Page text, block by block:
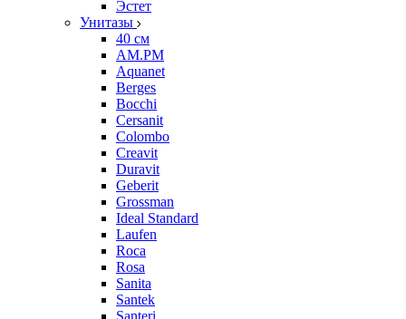
Эстет
Унитазы
40 см
AM.PM
Aquanet
Berges
Bocchi
Cersanit
Colombo
Creavit
Duravit
Geberit
Grossman
Ideal Standard
Laufen
Roca
Rosa
Sanita
Santek
Santeri